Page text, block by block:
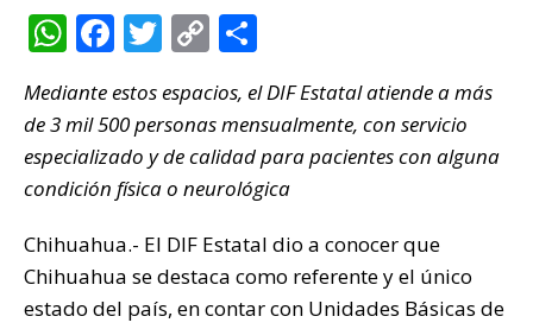
W
at
s
A
p
F
c
e
b
o
k
T
it
te
r
C
p
y
Li
k
m
p
ar
r
Mediante estos espacios, el DIF Estatal atiende a más
de 3 mil 500 personas mensualmente, con servicio
especializado y de calidad para pacientes con alguna
condición física o neurológica
Chihuahua.- El DIF Estatal dio a conocer que
Chihuahua se destaca como referente y el único
estado del país, en contar con Unidades Básicas de